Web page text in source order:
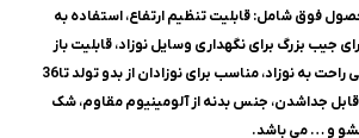
فوق شامل: قابلیت تنظیم ارتفاع، استفاده به
جیب بزرگ برای نگهداری وسایل نوزاد، قابلیت باز
شدن از بغل برای دسترسی راحت به نوزاد، مناسب برای نوزادان از بدو تولد تا36
جداشدن، جنس بدنه از آلومینیوم مقاوم، شک
و … می باشد.